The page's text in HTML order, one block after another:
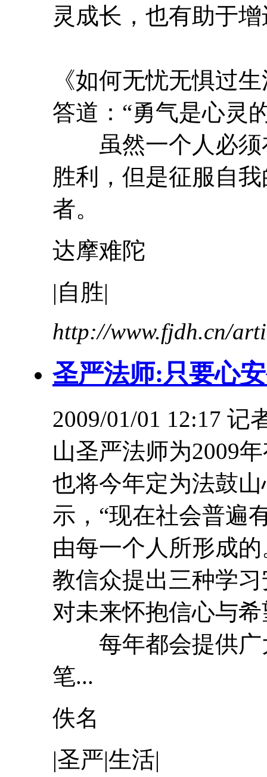
灵 成长 ，也有助于
《如何无忧无惧过
答道：“勇气是心灵
虽然一个人必须
胜利，但是征服自
者
达摩难陀
|自胜|
http://www.fjdh.cn/
圣严法师:只要心
2009/01/01 12:17
山圣严法师为2009
也将今年定为法鼓山
示，“现在社会普遍
由每一个人所形成
教信众提出三种学
对未来怀抱信心与
每年都会提供广
笔...
佚名
|圣严|生活|